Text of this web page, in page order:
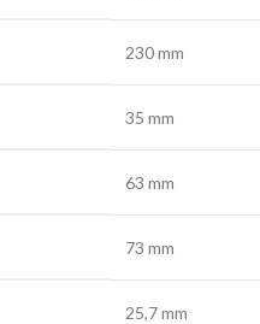
230 mm
35 mm
63 mm
73 mm
25,7 mm